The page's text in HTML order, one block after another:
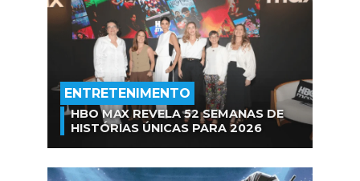
ENTRETENIMENTO
HBO MAX REVELA 52 SEMANAS DE
HISTÓRIAS ÚNICAS PARA 2026